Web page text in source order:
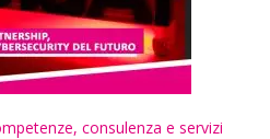
consulenza e servizi